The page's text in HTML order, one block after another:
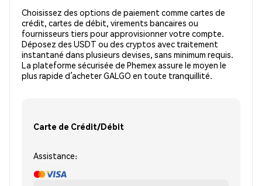
Choisissez des options de paiement comme cartes de
crédit, cartes de débit, virements bancaires ou
fournisseurs tiers pour approvisionner votre compte.
Déposez des USDT ou des cryptos avec traitement
instantané dans plusieurs devises, sans minimum requis.
La plateforme sécurisée de Phemex assure le moyen le
plus rapide d’acheter GALGO en toute tranquillité.
Carte de Crédit/Débit
Assistance: